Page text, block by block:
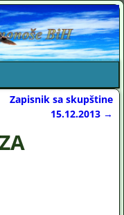
Zapisnik sa skupštine
15.12.2013 →